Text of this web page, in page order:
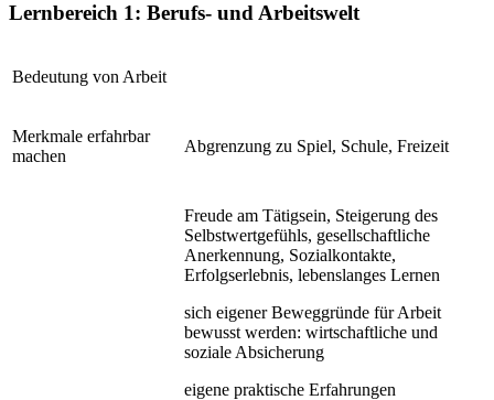
Lernbereich 1: Berufs- und Arbeitswelt
Bedeutung von Arbeit
Merkmale erfahrbar
machen
Abgrenzung zu Spiel, Schule, Freizeit
Freude am Tätigsein, Steigerung des
Selbstwertgefühls, gesellschaftliche
Anerkennung, Sozialkontakte,
Erfolgserlebnis, lebenslanges Lernen
sich eigener Beweggründe für Arbeit
bewusst werden: wirtschaftliche und
soziale Absicherung
eigene praktische Erfahrungen